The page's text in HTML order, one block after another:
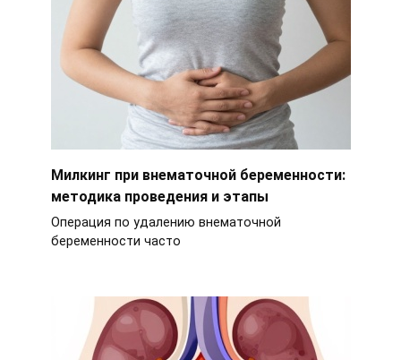
Милкинг при внематочной беременности:
методика проведения и этапы
Операция по удалению внематочной
беременности часто